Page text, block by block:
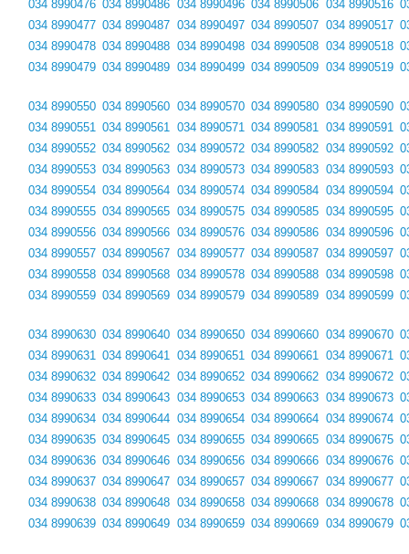
034 8990476
034 8990477
034 8990478
034 8990479
034 8990486
034 8990487
034 8990488
034 8990489
034 8990496
034 8990497
034 8990498
034 8990499
034 8990506
034 8990507
034 8990508
034 8990509
034 8990516
034 8990517
034 8990518
034 8990519
034 8990550
034 8990551
034 8990552
034 8990553
034 8990554
034 8990555
034 8990556
034 8990557
034 8990558
034 8990559
034 8990560
034 8990561
034 8990562
034 8990563
034 8990564
034 8990565
034 8990566
034 8990567
034 8990568
034 8990569
034 8990570
034 8990571
034 8990572
034 8990573
034 8990574
034 8990575
034 8990576
034 8990577
034 8990578
034 8990579
034 8990580
034 8990581
034 8990582
034 8990583
034 8990584
034 8990585
034 8990586
034 8990587
034 8990588
034 8990589
034 8990590
034 8990591
034 8990592
034 8990593
034 8990594
034 8990595
034 8990596
034 8990597
034 8990598
034 8990599
034 8990630
034 8990631
034 8990632
034 8990633
034 8990634
034 8990635
034 8990636
034 8990637
034 8990638
034 8990639
034 8990640
034 8990641
034 8990642
034 8990643
034 8990644
034 8990645
034 8990646
034 8990647
034 8990648
034 8990649
034 8990650
034 8990651
034 8990652
034 8990653
034 8990654
034 8990655
034 8990656
034 8990657
034 8990658
034 8990659
034 8990660
034 8990661
034 8990662
034 8990663
034 8990664
034 8990665
034 8990666
034 8990667
034 8990668
034 8990669
034 8990670
034 8990671
034 8990672
034 8990673
034 8990674
034 8990675
034 8990676
034 8990677
034 8990678
034 8990679